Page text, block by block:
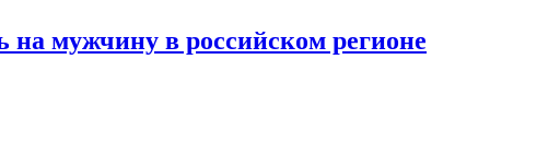
на мужчину в российском регионе